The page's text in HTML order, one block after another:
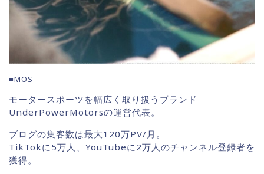
■MOS
モータースポーツを幅広く取り扱うブランド
UnderPowerMotorsの運営代表。
ブログの集客数は最大120万PV/月。
TikTokに5万人、YouTubeに2万人のチャンネル登録者を
獲得。